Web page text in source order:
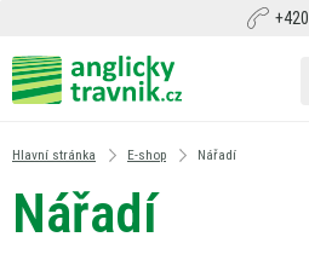
+420
Hlavní stránka E-shop Nářadí
Nářadí